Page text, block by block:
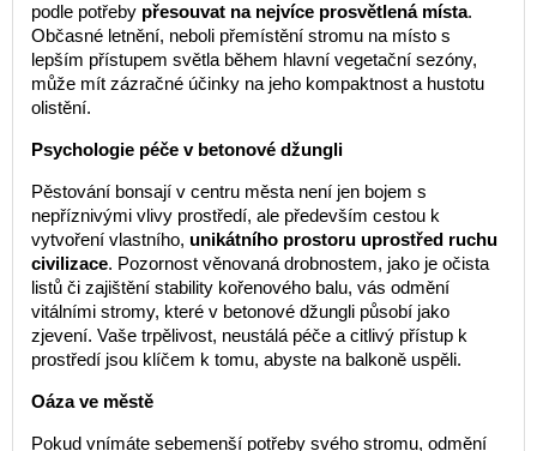
podle potřeby přesouvat na nejvíce prosvětlená místa.
Občasné letnění, neboli přemístění stromu na místo s
lepším přístupem světla během hlavní vegetační sezóny,
může mít zázračné účinky na jeho kompaktnost a hustotu
olistění.
Psychologie péče v betonové džungli
Pěstování bonsají v centru města není jen bojem s
nepříznivými vlivy prostředí, ale především cestou k
vytvoření vlastního, unikátního prostoru uprostřed ruchu
civilizace. Pozornost věnovaná drobnostem, jako je očista
listů či zajištění stability kořenového balu, vás odmění
vitálními stromy, které v betonové džungli působí jako
zjevení. Vaše trpělivost, neustálá péče a citlivý přístup k
prostředí jsou klíčem k tomu, abyste na balkoně uspěli.
Oáza ve městě
Pokud vnímáte sebemenší potřeby svého stromu, odmění